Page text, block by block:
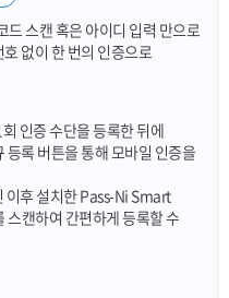
스캔 혹은 아이디 입력 만으로
없이 한 번의 인증으로
인증 수단을 등록한 뒤에
록 버튼을 통해 모바일 인증을
이후 설치한 Pass-Ni Smart
스캔하여 간편하게 등록할 수